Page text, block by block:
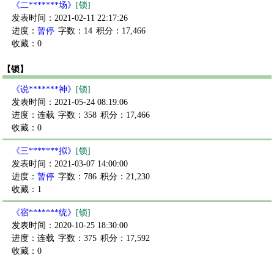
《二*******场》
[锁]
发表时间：2021-02-11 22:17:26
进度： 暂停 字数：14 积分：17,466
收藏：0
【锁】
《说*******神》
[锁]
发表时间：2021-05-24 08:19:06
进度：连载 字数：358 积分：17,466
收藏：0
《三*******拟》
[锁]
发表时间：2021-03-07 14:00:00
进度： 暂停 字数：786 积分：21,230
收藏：1
《宿*******统》
[锁]
发表时间：2020-10-25 18:30:00
进度：连载 字数：375 积分：17,592
收藏：0